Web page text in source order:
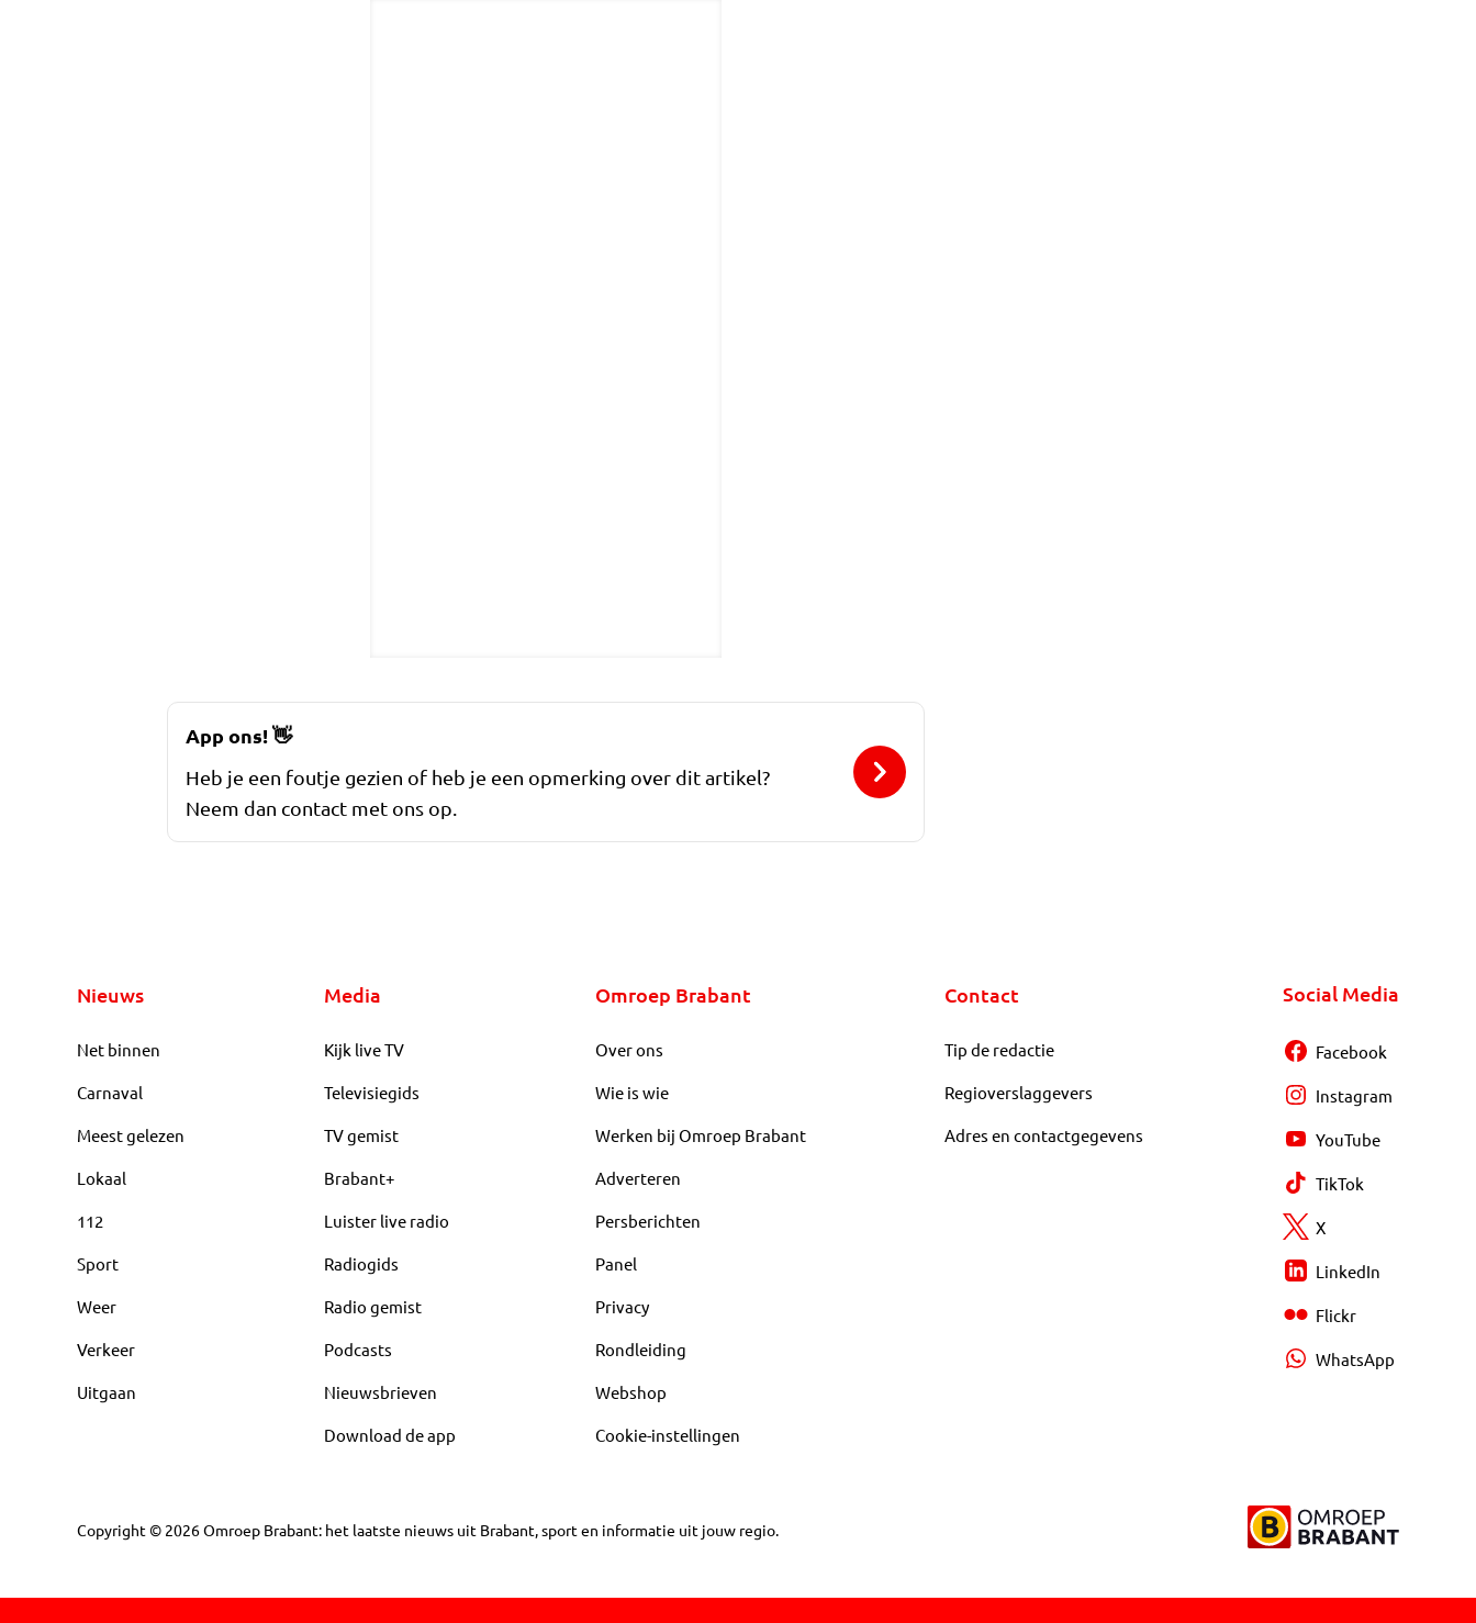
App ons!👋
Heb je een foutje gezien of heb je een opmerking over dit artikel?
Neem dan contact met ons op.
Nieuws
Net binnen
Carnaval
Meest gelezen
Lokaal
112
Sport
Weer
Verkeer
Uitgaan
Media
Kijk live TV
Televisiegids
TV gemist
Brabant+
Luister live radio
Radiogids
Radio gemist
Podcasts
Nieuwsbrieven
Download de app
Omroep Brabant
Over ons
Wie is wie
Werken bij Omroep Brabant
Adverteren
Persberichten
Panel
Privacy
Rondleiding
Webshop
Cookie-instellingen
Contact
Tip de redactie
Regioverslaggevers
Adres en contactgegevens
Social Media
Facebook
Instagram
YouTube
TikTok
X
LinkedIn
Flickr
WhatsApp
Copyright © 2026Omroep Brabant: het laatste nieuws uit Brabant, sport en informatie uit jouw regio.